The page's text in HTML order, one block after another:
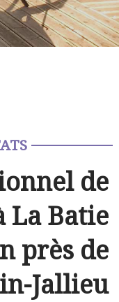
de
La Batie
près de
Jallieu